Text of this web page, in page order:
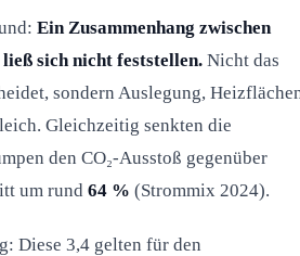
Ein Zusammenhang zwischen
sich nicht feststellen. Nicht das
sondern Auslegung,
Gleichzeitig senkten die
den CO₂-Ausstoß gegenüber
um rund 64 % (Strommix 2024).
Diese 3,4 gelten für den